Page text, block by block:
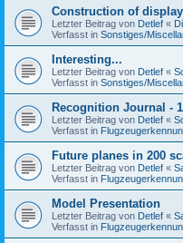
Construction of
Letzter Beitrag von Detlef «
Verfasst in Sonstiges/
Interesting...
Letzter Beitrag von Detlef «
Verfasst in Sonstiges/
Recognition Journal -
Letzter Beitrag von Detlef «
Verfasst in
Future planes in 200
Letzter Beitrag von Detlef «
Verfasst in
Model Presentation
Letzter Beitrag von Detlef «
Verfasst in